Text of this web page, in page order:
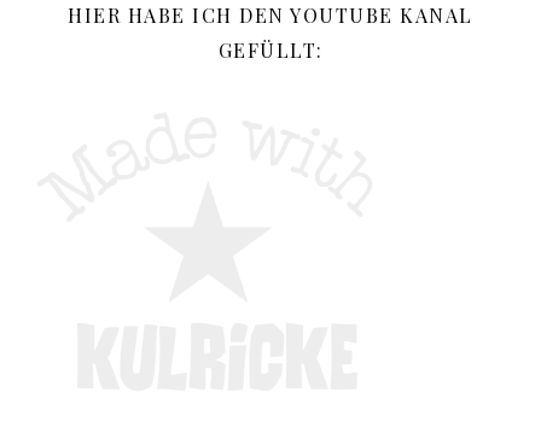
HIER HABE ICH DEN YOUTUBE KANAL
GEFÜLLT: